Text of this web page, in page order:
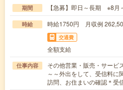
期間 【急募】即日～長期 ※8月
時給 時給1750円 月収例
交通費
全額支給
仕事内容
その他営業・販売・サービ
～～外出をして、受信料に
訪問、お住まいの確認＊